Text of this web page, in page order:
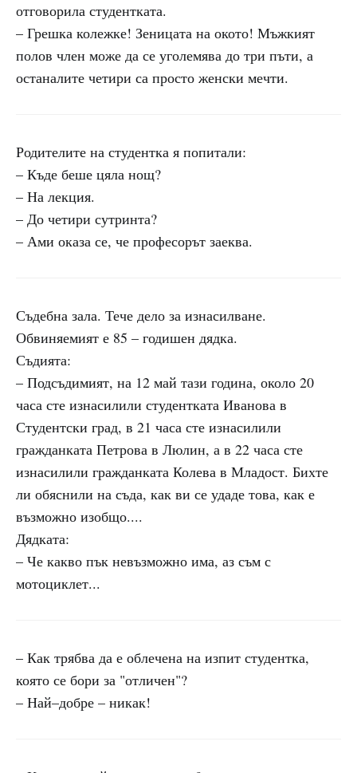
отговорила студентката.
– Грешка колежке! Зеницата на окото! Мъжкият
полов член може да се уголемява до три пъти, а
останалите четири са просто женски мечти.
Родителите на студентка я попитали:
– Къде беше цяла нощ?
– На лекция.
– До четири сутринта?
– Ами оказа се, че професорът заеква.
Съдебна зала. Тече дело за изнасилване.
Обвиняемият е 85 – годишен дядка.
Съдията:
– Подсъдимият, на 12 май тази година, около 20
часа сте изнасилили студентката Иванова в
Студентски град, в 21 часа сте изнасилили
гражданката Петрова в Люлин, а в 22 часа сте
изнасилили гражданката Колева в Младост. Бихте
ли обяснили на съда, как ви се удаде това, как е
възможно изобщо....
Дядката:
– Че какво пък невъзможно има, аз съм с
мотоциклет...
– Как трябва да е облечена на изпит студентка,
която се бори за "отличен"?
– Най–добре – никак!